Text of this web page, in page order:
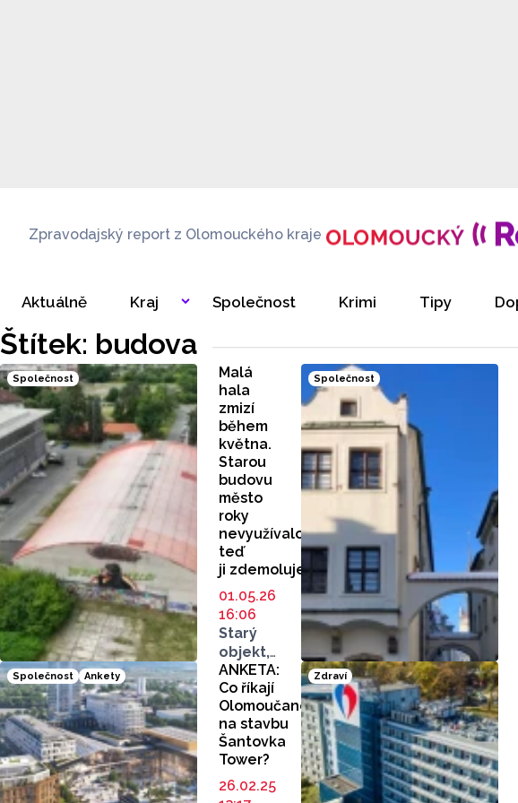
Zpravodajský report z Olomouckého kraje
Aktuálně Kraj Společnost Krimi Tipy
Štítek: budova
Společnost
Malá
hala
zmizí
během
května.
Starou
budovu
město
roky
nevyužívalo,
teď
ji zdemoluje
01.05.26
16:06
Starý
objekt,
které
město
Olomouc
už dlouhé
roky
k ničemu
nevyužívá,
Společnost
Společnost Ankety
ANKETA:
Co říkají
Olomoučané
na stavbu
Šantovka
Tower?
26.02.25
Zdraví